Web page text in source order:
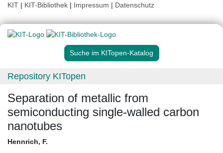
KIT | KIT-Bibliothek | Impressum | Datenschutz
Suche im KITopen-Katalog
Repository KITopen
Separation of metallic from
semiconducting single-walled carbon
nanotubes
Hennrich, F.